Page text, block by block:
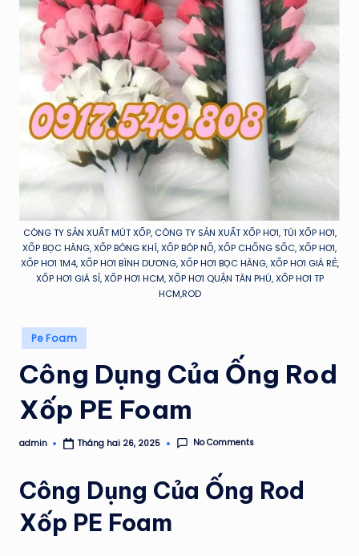
P
H
CÔNG TY SẢN XUẤT MÚT XỐP, CÔNG TY SẢN XUẤT XỐP HƠI, TÚI XỐP HƠI,
XỐP BỌC HÀNG, XỐP BÓNG KHÍ, XỐP BÓP NỔ, XỐP CHỐNG SỐC, XỐP HƠI,
XỐP HƠI 1M4, XỐP HƠI BÌNH DƯƠNG, XỐP HƠI BỌC HÀNG, XỐP HƠI GIÁ RẺ,
XỐP HƠI GIÁ SỈ, XỐP HƠI HCM, XỐP HƠI QUẬN TÂN PHÚ, XỐP HƠI TP
HCM,ROD
Posted
in
Pe Foam
Công Dụng Của Ống Rod
Xốp PE Foam
Posted
admin Tháng hai 26, 2025 No Comments
Công Dụng Của Ống Rod
Xốp PE Foam